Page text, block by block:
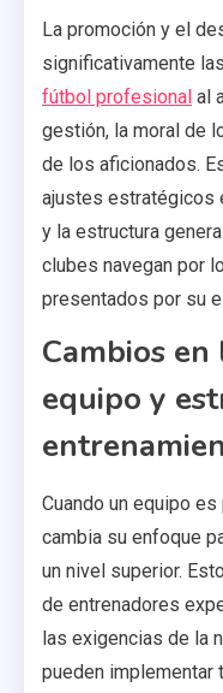
La promoción y el
significativamente
fútbol profesional al
gestión, la moral de
de los aficionados.
ajustes estratégicos
y la estructura
clubes navegan por
presentados por su
Cambios
equipo y
Cuando un equipo
cambia su enfoque
un nivel superior.
de entrenadores
las exigencias de la
pueden